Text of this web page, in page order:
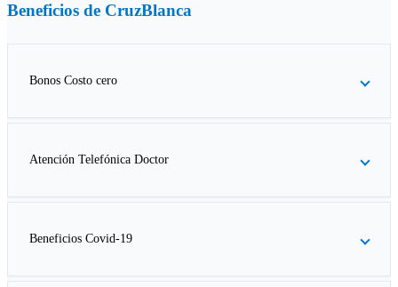
Beneficios de CruzBlanca
Bonos Costo cero
Atención Telefónica Doctor
Beneficios Covid-19